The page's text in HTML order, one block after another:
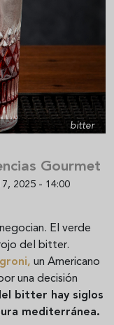
bitter
Gourmet
2025 - 14:00
El verde
del bitter.
un Americano
una decisión
bitter hay siglos
mediterránea.